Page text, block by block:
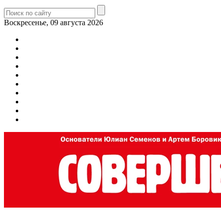
Воскресенье, 09 августа 2026